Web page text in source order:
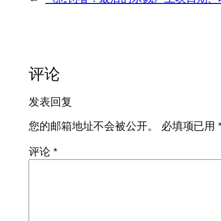
评论
发表回复
您的邮箱地址不会被公开。
必填项已用
评论 *